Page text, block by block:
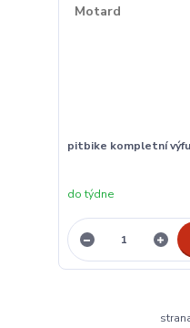
pitbike kompletní
do týdne